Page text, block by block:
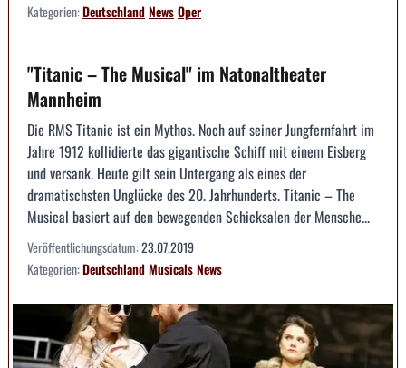
Kategorien:DeutschlandNewsOper
"Titanic – The Musical" im Natonaltheater
Mannheim
Die RMS Titanic ist ein Mythos. Noch auf seiner Jungfernfahrt im
Jahre 1912 kollidierte das gigantische Schiff mit einem Eisberg
und versank. Heute gilt sein Untergang als eines der
dramatischsten Unglücke des 20. Jahrhunderts. Titanic – The
Musical basiert auf den bewegenden Schicksalen der Mensche...
Veröffentlichungsdatum:23.07.2019
Kategorien:DeutschlandMusicalsNews